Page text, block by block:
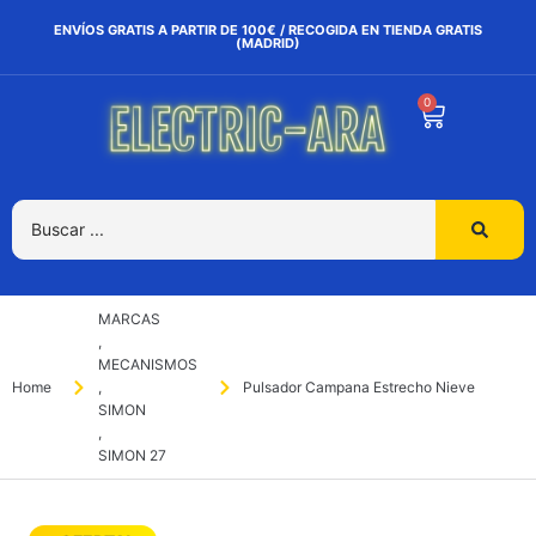
ENVÍOS GRATIS A PARTIR DE 100€ / RECOGIDA EN TIENDA GRATIS
(MADRID)
0
Home
MARCAS
,
MECANISMOS
,
SIMON
,
SIMON 27
Pulsador Campana Estrecho Nieve